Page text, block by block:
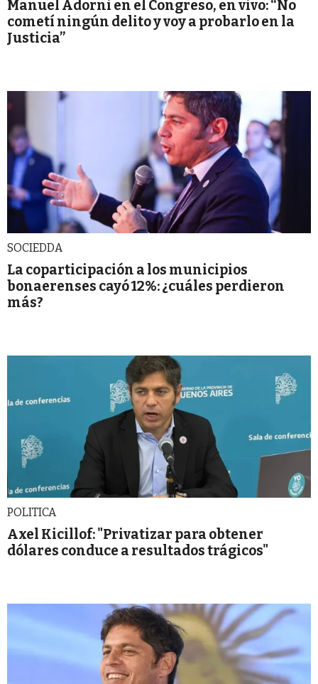
Manuel Adorni en el Congreso, en vivo: “No
cometí ningún delito y voy a probarlo en la
Justicia”
SOCIEDDA
La coparticipación a los municipios
bonaerenses cayó 12%: ¿cuáles perdieron
más?
POLITICA
Axel Kicillof: "Privatizar para obtener
dólares conduce a resultados trágicos"